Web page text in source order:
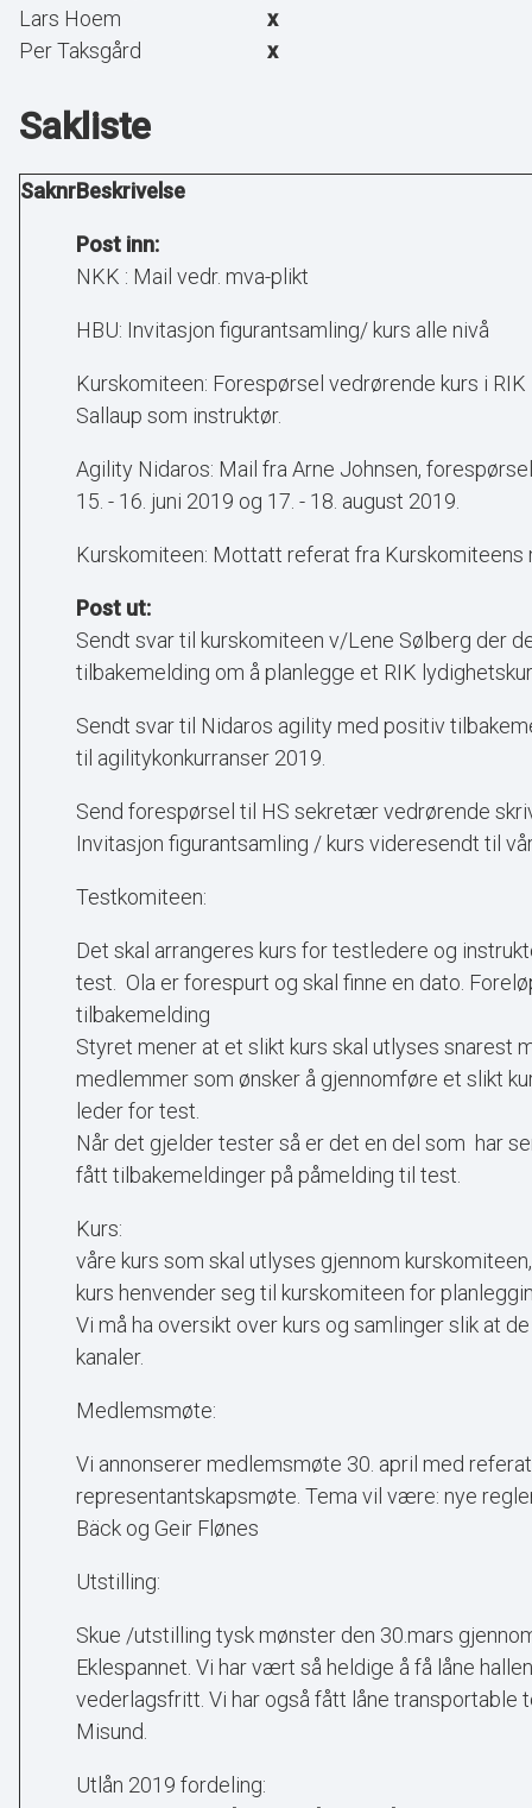
Lars Hoem
x
Per Taksgård
x
Sakliste
SaknrBeskrivelse
Post inn:
NKK : Mail vedr. mva-plikt
HBU: Invitasjon figurantsamling/ kurs alle nivå
Kurskomiteen: Forespørsel vedrørende kurs i
Sallaup som instruktør.
Agility Nidaros: Mail fra Arne Johnsen,
15. - 16. juni 2019 og 17. - 18. august 2019.
Kurskomiteen: Mottatt referat fra
Post ut:
Sendt svar til kurskomiteen v/Lene Sølberg der
tilbakemelding om å planlegge et RIK
Sendt svar til Nidaros agility med positiv
til agilitykonkurranser 2019.
Send forespørsel til HS sekretær vedrørende
Invitasjon figurantsamling / kurs videresendt til
Testkomiteen:
Det skal arrangeres kurs for testledere og
test. Ola er forespurt og skal finne en dato.
tilbakemelding
Styret mener at et slikt kurs skal utlyses snarest
medlemmer som ønsker å gjennomføre et slikt
leder for test.
Når det gjelder tester så er det en del som har
fått tilbakemeldinger på påmelding til test.
Kurs:
våre kurs som skal utlyses gjennom
kurs henvender seg til kurskomiteen for
Vi må ha oversikt over kurs og samlinger slik at
kanaler.
Medlemsmøte:
Vi annonserer medlemsmøte 30. april med
representantskapsmøte. Tema vil være: nye
Bäck og Geir Flønes
Utstilling:
Skue /utstilling tysk mønster den 30.mars
Eklespannet. Vi har vært så heldige å få låne
vederlagsfritt. Vi har også fått låne transportable
Misund.
Utlån 2019 fordeling: